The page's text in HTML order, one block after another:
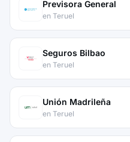
Previsora General
en Teruel
Seguros Bilbao
en Teruel
Unión Madrileña
en Teruel